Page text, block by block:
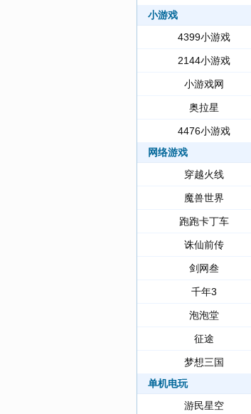
小游戏
4399小游戏
2144小游戏
小游戏网
奥拉星
4476小游戏
网络游戏
穿越火线
魔兽世界
跑跑卡丁车
诛仙前传
剑网叁
千年3
泡泡堂
征途
梦想三国
单机电玩
游民星空